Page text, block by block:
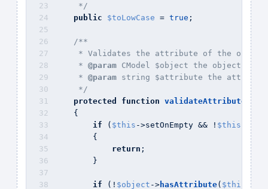
     */
public
$toLowCase = true ;
/**
* Validates the attribute of the
     *
@param CModel $object the object
     *
@param string $attribute the
     */
protected
function validateAttribute (
    {
if ( $this ->setOnEmpty && ! $this ->
        {
return ;
        }
if (! $object -> hasAttribute( $this -